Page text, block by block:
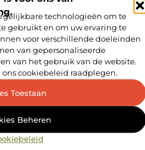
technologieën om te
gebruikt en om uw ervaring te
voor verschillende doeleinden
van gepersonaliseerde
van het gebruik van de website.
cookiebeleid raadplegen.
Toestaan
Beheren
voor
wisselweer
met een
tussenjas
Veilige
elektricien